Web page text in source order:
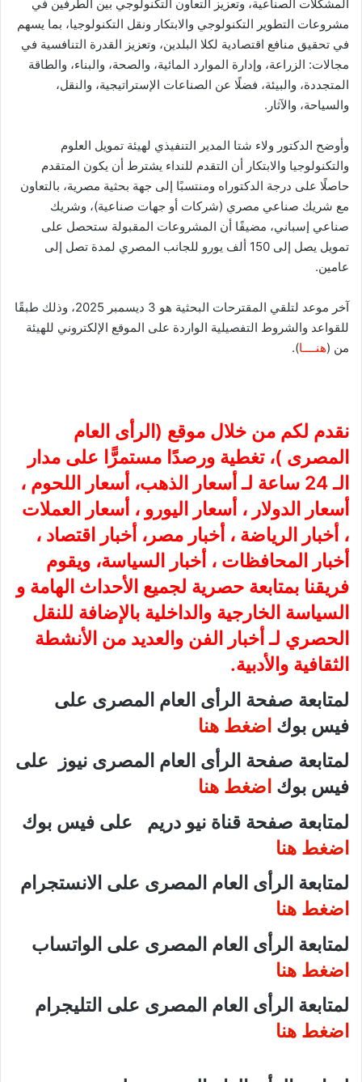
المشكلات الصناعية، وتعزيز التعاون التكنولوجي بين الطرفين في
مشروعات التطوير التكنولوجي والابتكار ونقل التكنولوجيا، بما يسهم
في تحقيق منافع اقتصادية لكلا البلدين، وتعزيز القدرة التنافسية في
مجالات: الزراعة، وإدارة الموارد المائية، والصحة، والبناء، والطاقة
المتجددة، والبيئة، فضلًا عن الصناعات الإستراتيجية، والنقل،
والسياحة، والآثار.
وأوضح الدكتور ولاء شتا المدير التنفيذي لهيئة تمويل العلوم
والتكنولوجيا والابتكار أن التقدم للنداء يشترط أن يكون المتقدم
حاصلًا على درجة الدكتوراه ومنتسبًا إلى جهة بحثية مصرية، بالتعاون
مع شريك صناعي مصري (شركات أو جهات صناعية)، وشريك
صناعي إسباني، مضيفًا أن المشروعات المقبولة ستحصل على
تمويل يصل إلى 150 ألف يورو للجانب المصري لمدة تصل إلى
عامين.
آخر موعد لتلقي المقترحات البحثية هو 3 ديسمبر 2025، وذلك طبقًا
للقواعد والشروط التفصيلية الواردة على الموقع الإلكتروني للهيئة
من (هنــــا).
نقدم لكم من خلال موقع ( الرأى العام
المصرى )، تغطية ورصدًا مستمرًّا على مدار
الـ 24 ساعة لـ أسعار الذهب، أسعار اللحوم ،
أسعار الدولار ، أسعار اليورو ، أسعار العملات
، أخبار الرياضة ، أخبار مصر، أخبار اقتصاد ،
أخبار المحافظات ، أخبار السياسة، ويقوم
فريقنا بمتابعة حصرية لجميع الأحداث الهامة و
السياسة الخارجية والداخلية بالإضافة للنقل
الحصري لـ أخبار الفن والعديد من الأنشطة
الثقافية والأدبية.
لمتابعة صفحة الرأى العام المصرى على
فيس بوك اضغط هنا
لمتابعة صفحة الرأى العام المصرى نيوز على
فيس بوك اضغط هنا
لمتابعة صفحة قناة نيو دريم على فيس بوك
اضغط هنا
لمتابعة الرأى العام المصرى على الانستجرام
اضغط هنا
لمتابعة الرأى العام المصرى على الواتساب
اضغط هنا
لمتابعة الرأى العام المصرى على التليجرام
اضغط هنا